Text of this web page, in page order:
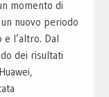
momento di
nuovo periodo
l’altro. Dal
dei risultati